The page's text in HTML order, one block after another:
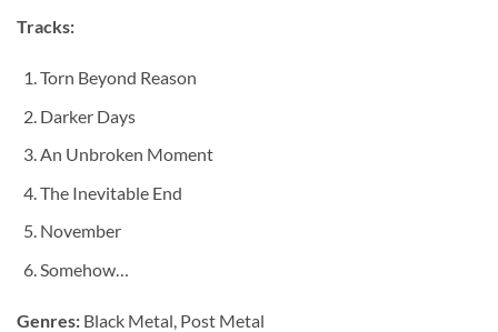
Tracks:
Torn Beyond Reason
Darker Days
An Unbroken Moment
The Inevitable End
November
Somehow…
Genres: Black Metal, Post Metal